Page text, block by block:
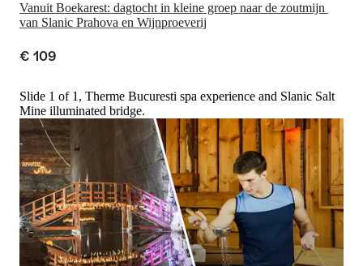
Vanuit Boekarest: dagtocht in kleine groep naar de zoutmijn
van Slanic Prahova en Wijnproeverij
€ 109
Slide 1 of 1, Therme Bucuresti spa experience and Slanic Salt
Mine illuminated bridge.